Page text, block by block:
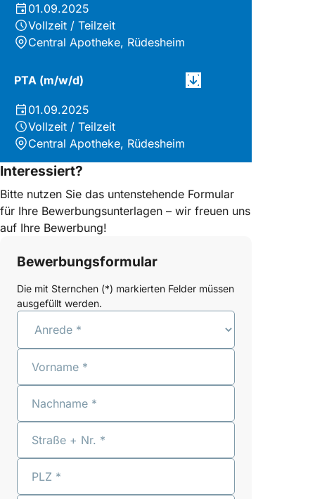
01.09.2025
Vollzeit / Teilzeit
Central Apotheke, Rüdesheim
PTA (m/w/d)
01.09.2025
Vollzeit / Teilzeit
Central Apotheke, Rüdesheim
Interessiert?
Bitte nutzen Sie das untenstehende Formular
für Ihre Bewerbungsunterlagen – wir freuen uns
auf Ihre Bewerbung!
Bewerbungsformular
Die mit Sternchen (*) markierten Felder müssen
ausgefüllt werden.